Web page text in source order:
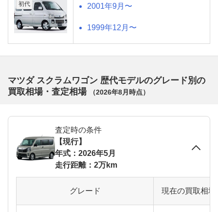
初代 2001年9月〜
1999年12月〜
マツダ スクラムワゴン 歴代モデルのグレード別の
買取相場・査定相場
（2026年8月 時点）
査定時の条件
【現行】
年式：2026年5月
走行距離：2万km
グレード 現在の買取相